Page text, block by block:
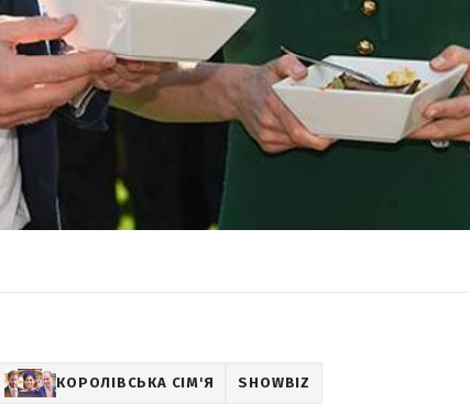
КОРОЛІВСЬКА СІМ'Я SHOWBIZ